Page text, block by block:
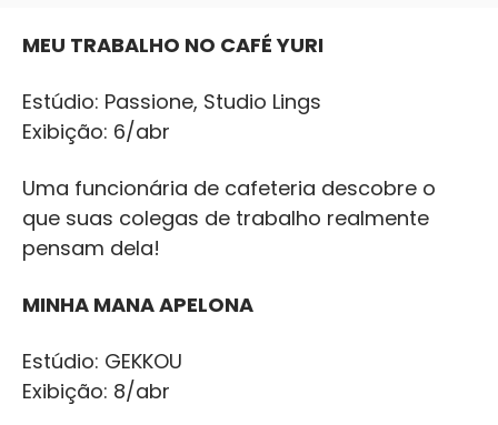
MEU TRABALHO NO CAFÉ YURI
Estúdio: Passione, Studio Lings
Exibição: 6/abr
Uma funcionária de cafeteria descobre o
que suas colegas de trabalho realmente
pensam dela!
MINHA MANA APELONA
Estúdio: GEKKOU
Exibição: 8/abr